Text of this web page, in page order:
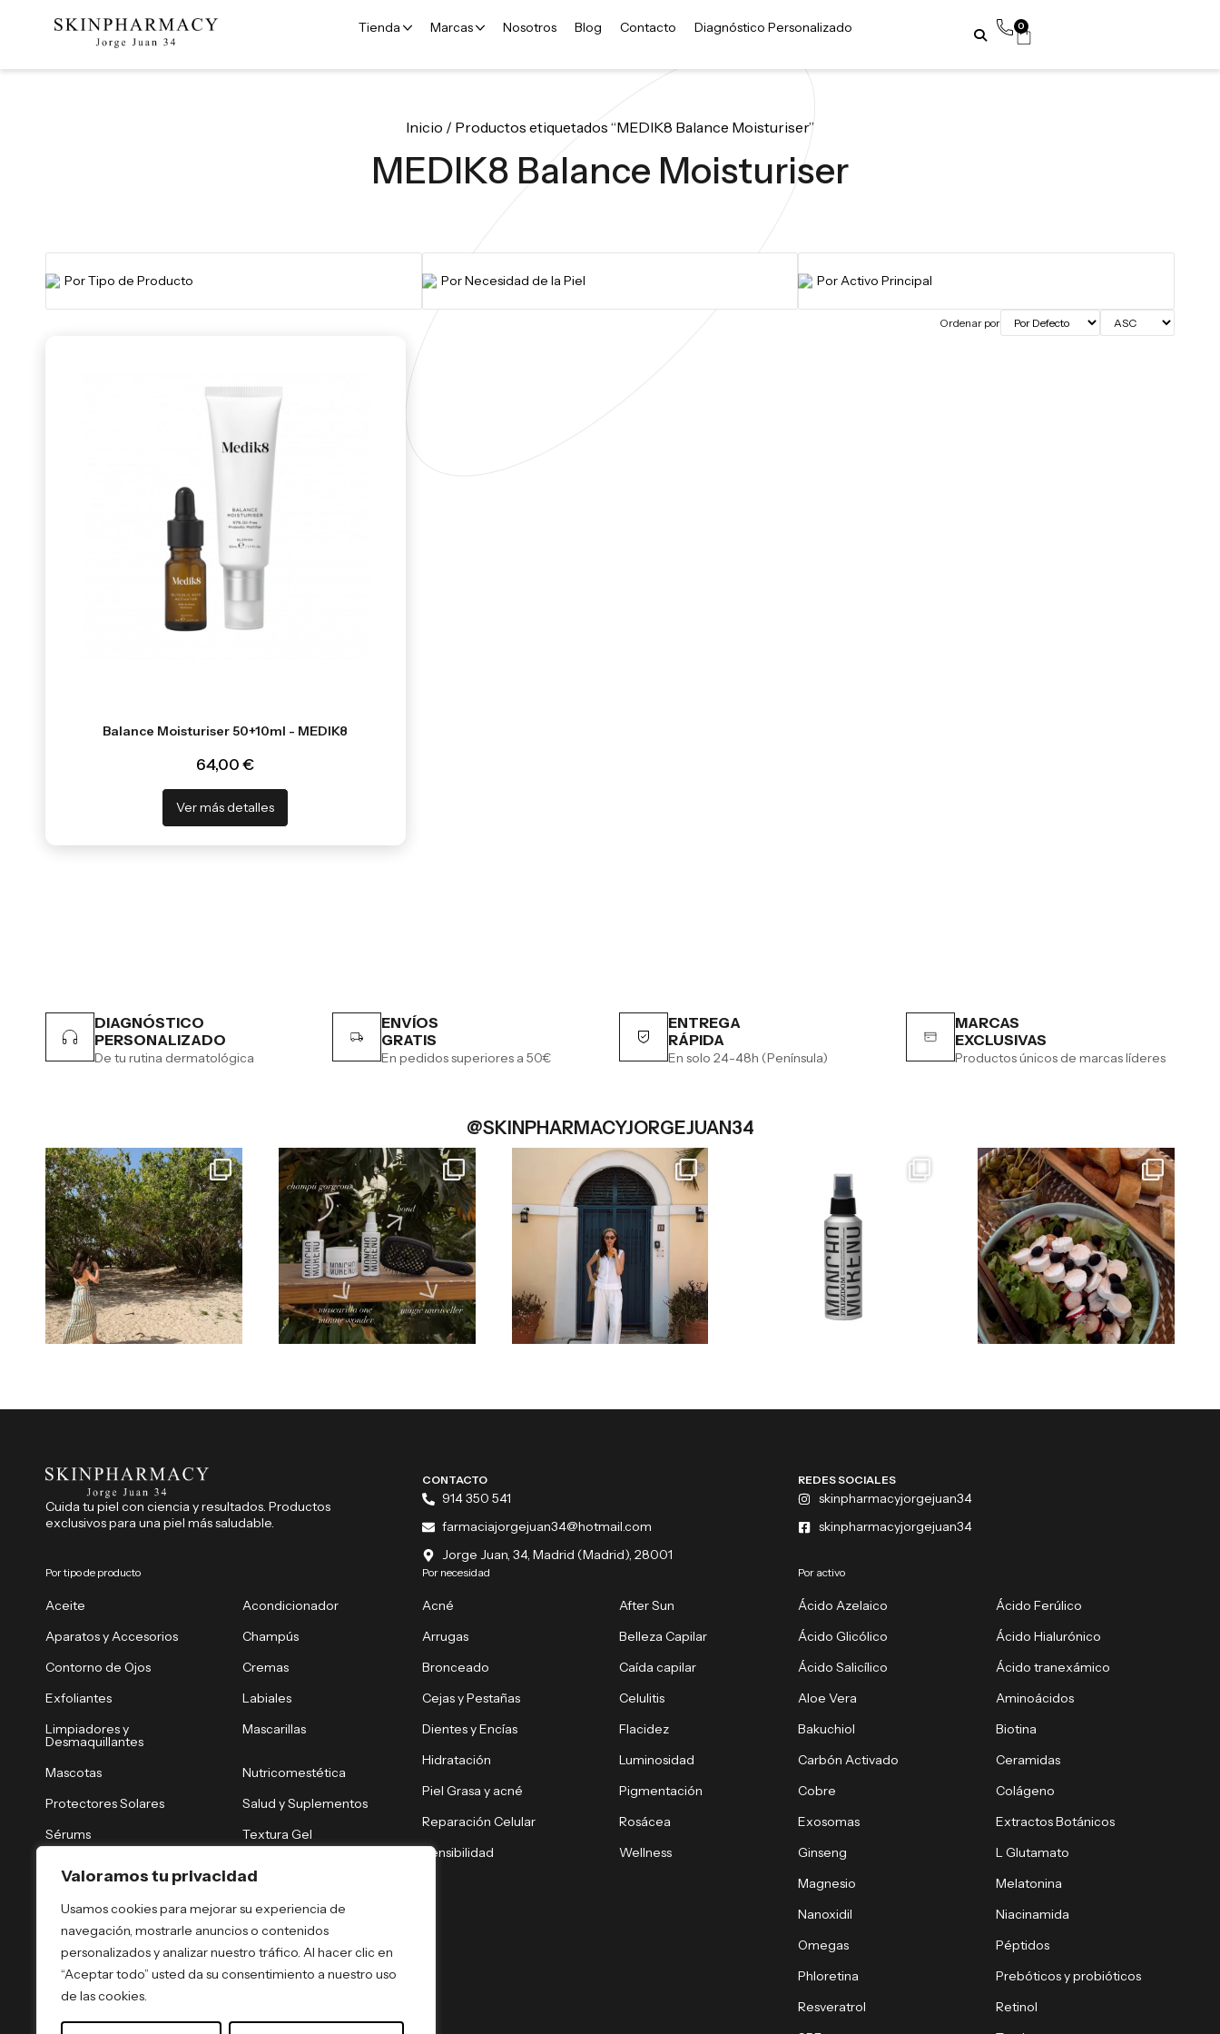
Valoramos tu privacidad
Usamos cookies para mejorar su experiencia de
navegación, mostrarle anuncios o contenidos
personalizados y analizar nuestro tráfico. Al hacer clic en
“Aceptar todo” usted da su consentimiento a nuestro uso
de las cookies.
Tienda Marcas Nosotros Blog Contacto Diagnóstico Personalizado 0
Inicio / Productos etiquetados “MEDIK8 Balance Moisturiser”
MEDIK8 Balance Moisturiser
Ordenar por
Balance Moisturiser 50+10ml - MEDIK8
64,00 €
Ver más detalles
DIAGNÓSTICO
PERSONALIZADO
De tu rutina dermatológica
ENVÍOS
GRATIS
En pedidos superiores a 50€
ENTREGA
RÁPIDA
En solo 24-48h (Península)
MARCAS
EXCLUSIVAS
Productos únicos de marcas líderes
@SKINPHARMACYJORGEJUAN34
Cuida tu piel con ciencia y resultados. Productos
exclusivos para una piel más saludable.
CONTACTO
914 350 541
farmaciajorgejuan34@hotmail.com
Jorge Juan, 34, Madrid (Madrid), 28001
REDES SOCIALES
skinpharmacyjorgejuan34
skinpharmacyjorgejuan34
Por tipo de producto
Aceite
Acondicionador
Aparatos y Accesorios
Champús
Contorno de Ojos
Cremas
Exfoliantes
Labiales
Limpiadores y
Desmaquillantes
Mascarillas
Mascotas
Nutricomestética
Protectores Solares
Salud y Suplementos
Sérums
Textura Gel
Por necesidad
Acné
After Sun
Arrugas
Belleza Capilar
Bronceado
Caída capilar
Cejas y Pestañas
Celulitis
Dientes y Encías
Flacidez
Hidratación
Luminosidad
Piel Grasa y acné
Pigmentación
Reparación Celular
Rosácea
Sensibilidad
Wellness
Por activo
Ácido Azelaico
Ácido Ferúlico
Ácido Glicólico
Ácido Hialurónico
Ácido Salicílico
Ácido tranexámico
Aloe Vera
Aminoácidos
Bakuchiol
Biotina
Carbón Activado
Ceramidas
Cobre
Colágeno
Exosomas
Extractos Botánicos
Ginseng
L Glutamato
Magnesio
Melatonina
Nanoxidil
Niacinamida
Omegas
Péptidos
Phloretina
Prebóticos y probióticos
Resveratrol
Retinol